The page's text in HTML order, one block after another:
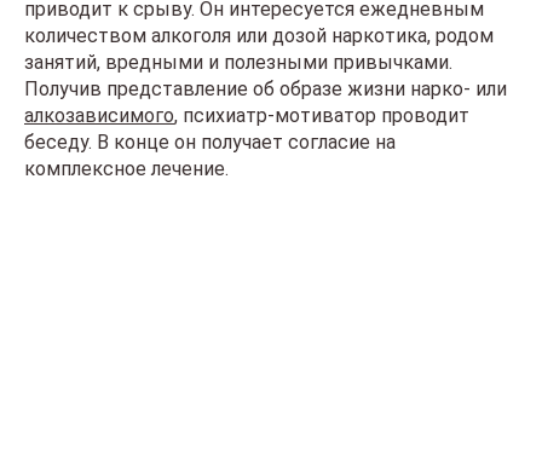
приводит к срыву. Он интересуется ежедневным
количеством алкоголя или дозой наркотика, родом
занятий, вредными и полезными привычками.
Получив представление об образе жизни нарко- или
алкозависимого, психиатр-мотиватор проводит
беседу. В конце он получает согласие на
комплексное лечение.